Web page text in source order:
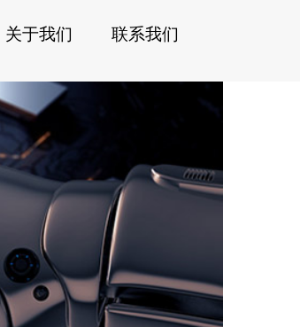
关于我们 联系我们